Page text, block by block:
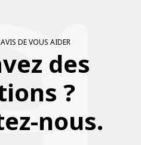
DE VOUS AIDER
des
?
nous.